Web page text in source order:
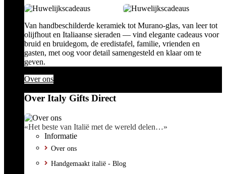
Van handbeschilderde keramiek tot Murano-glas, van leer tot
olijfhout en Italiaanse sieraden — vind elegante cadeaus voor
bruid en bruidegom, de eredistafel, familie, vrienden en
gasten, met oog voor detail samengesteld en klaar om te
geven.
Over ons
Over Italy Gifts Direct
«Het beste van Italië met de wereld delen…»
Informatie
Over ons
Handgemaakt italië - Blog